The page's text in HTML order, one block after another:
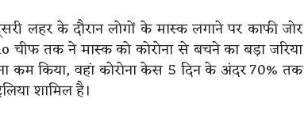
लहर के दौरान लोगों के मास्क लगाने पर काफी जोर
चीफ तक ने मास्क को कोरोना से बचने का बड़ा जरिया
कम किया, वहां कोरोना केस 5 दिन के अंदर 70% तक
शामिल है।